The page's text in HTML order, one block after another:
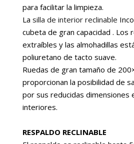
para facilitar la limpieza.
La silla de interior reclinable
cubeta de gran capacidad . Los
extraíbles y las almohadillas
poliuretano de tacto suave.
Ruedas de gran tamaño de
proporcionan la posibilidad de
por sus reducidas dimensiones
interiores.
RESPALDO RECLINABLE